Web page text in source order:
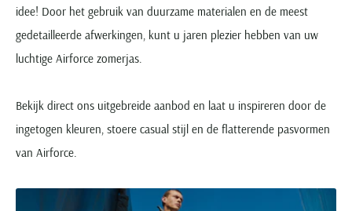
idee! Door het gebruik van duurzame materialen en de meest
gedetailleerde afwerkingen, kunt u jaren plezier hebben van uw
luchtige Airforce zomerjas.
Bekijk direct ons uitgebreide aanbod en laat u inspireren door de
ingetogen kleuren, stoere casual stijl en de flatterende pasvormen
van Airforce.